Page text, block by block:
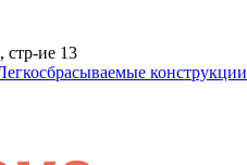
стр-ие 13
конструкции